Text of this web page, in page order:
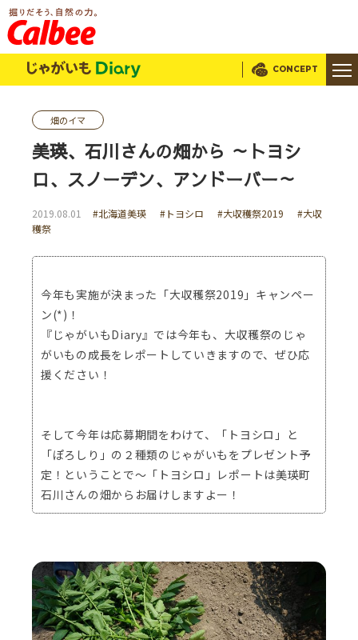
じゃがいもDialy CONCEPT
畑のイマ
美瑛、石川さんの畑から ～トヨシ
ロ、スノーデン、アンドーバー～
2019.08.01 #北海道美瑛 #トヨシロ #大収穫祭2019
#大収
穫祭
今年も実施が決まった「大収穫祭2019」キャンペー
ン(*)！
『じゃがいもDiary』では今年も、大収穫祭のじゃ
がいもの成長をレポートしていきますので、ぜひ応
援ください！
そして今年は応募期間をわけて、「トヨシロ」と
「ぽろしり」の２種類のじゃがいもをプレゼント予
定！ということで～「トヨシロ」レポートは美瑛町
石川さんの畑からお届けしますよー！